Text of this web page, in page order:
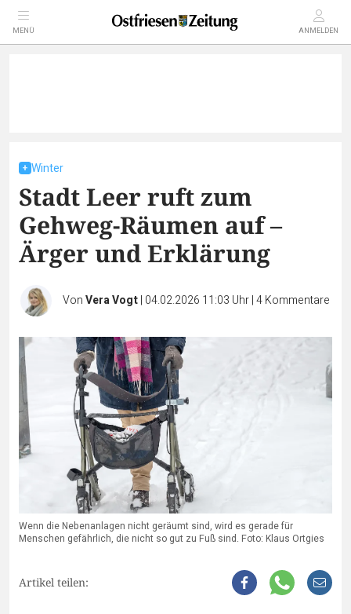
MENÜ ANMELDEN
Winter
Stadt Leer ruft zum
Gehweg-Räumen auf –
Ärger und Erklärung
VonVera Vogt| 04.02.2026 11:03 Uhr|4Kommentare
Wenn die Nebenanlagen nicht geräumt sind, wird es gerade für
Menschen gefährlich, die nicht so gut zu Fuß sind. Foto: Klaus Ortgies
Artikel teilen: